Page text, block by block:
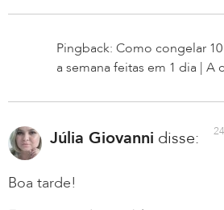
Pingback: Como congelar
a semana feitas em 1 dia | A
Júlia Giovanni disse:
Boa tarde!